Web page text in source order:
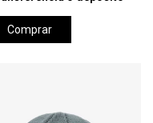
Comprar